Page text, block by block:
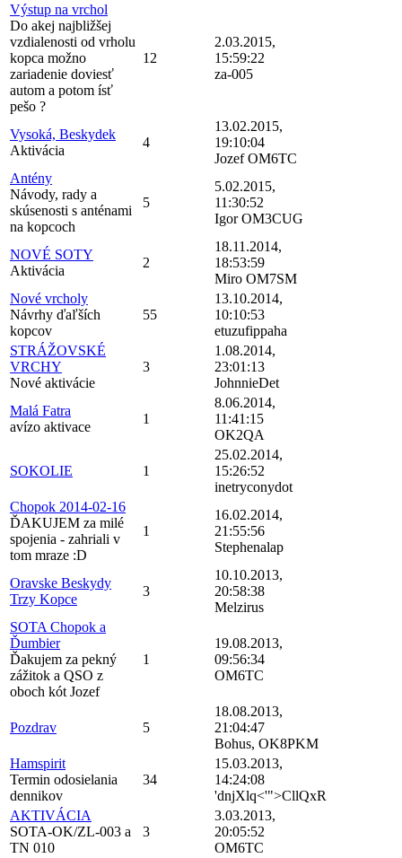
Výstup na vrchol
Do akej najbližšej
vzdialenosti od vrholu
kopca možno
zariadenie doviesť
autom a potom ísť
pešo ?
12
2.03.2015,
15:59:22
za-005
Vysoká, Beskydek
Aktivácia
4
13.02.2015,
19:10:04
Jozef OM6TC
Antény
Návody, rady a
skúsenosti s anténami
na kopcoch
5
5.02.2015,
11:30:52
Igor OM3CUG
NOVÉ SOTY
Aktivácia
2
18.11.2014,
18:53:59
Miro OM7SM
Nové vrcholy
Návrhy ďaľších
kopcov
55
13.10.2014,
10:10:53
etuzufippaha
STRÁŽOVSKÉ
VRCHY
Nové aktivácie
3
1.08.2014,
23:01:13
JohnnieDet
Malá Fatra
avízo aktivace
1
8.06.2014,
11:41:15
OK2QA
SOKOLIE 1
25.02.2014,
15:26:52
inetryconydot
Chopok 2014-02-16
ĎAKUJEM za milé
spojenia - zahriali v
tom mraze :D
1
16.02.2014,
21:55:56
Stephenalap
Oravske Beskydy
Trzy Kopce
3
10.10.2013,
20:58:38
Melzirus
SOTA Chopok a
Ďumbier
Ďakujem za pekný
zážitok a QSO z
oboch kót Jozef
1
19.08.2013,
09:56:34
OM6TC
Pozdrav 5
18.08.2013,
21:04:47
Bohus, OK8PKM
Hamspirit
Termin odosielania
dennikov
34
15.03.2013,
14:24:08
'dnjXlq<'">CllQxR
AKTIVÁCIA
SOTA-OK/ZL-003 a
TN 010
3
3.03.2013,
20:05:52
OM6TC